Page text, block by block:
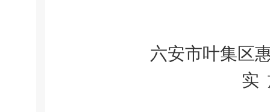
六安市叶集区
实